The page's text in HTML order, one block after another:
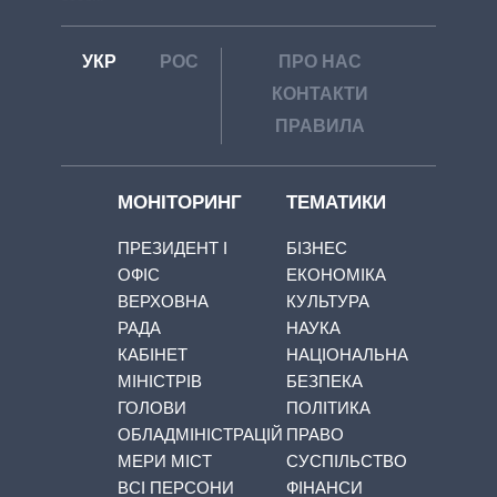
УКР РОС
ПРО НАС
КОНТАКТИ
ПРАВИЛА
МОНІТОРИНГ
ПРЕЗИДЕНТ І
ОФІС
ВЕРХОВНА
РАДА
КАБІНЕТ
МІНІСТРІВ
ГОЛОВИ
ОБЛАДМІНІСТРАЦІЙ
МЕРИ МІСТ
ВСІ ПЕРСОНИ
ТЕМАТИКИ
БІЗНЕС
ЕКОНОМІКА
КУЛЬТУРА
НАУКА
НАЦІОНАЛЬНА
БЕЗПЕКА
ПОЛІТИКА
ПРАВО
СУСПІЛЬСТВО
ФІНАНСИ